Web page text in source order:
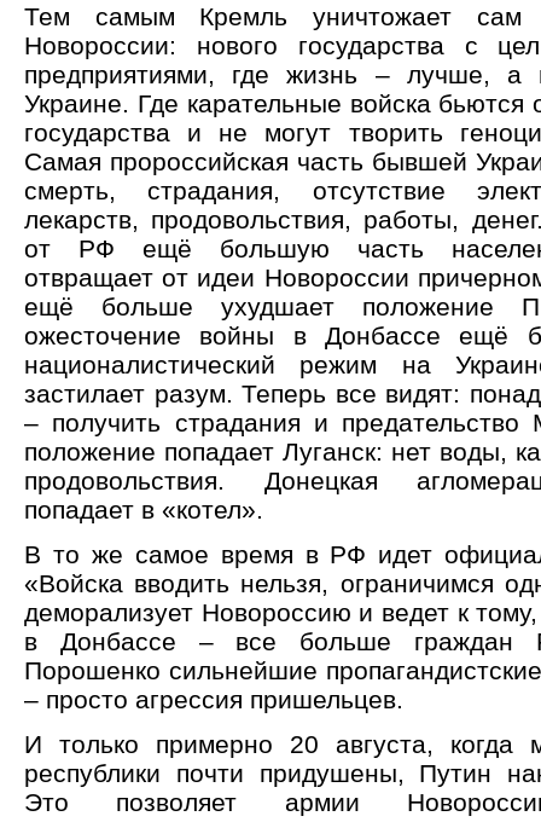
Тем самым Кремль уничтожает сам
Новороссии: нового государства с
предприятиями, где жизнь – лучше,
Украине. Где карательные войска бьются
государства и не могут творить
Самая пророссийская часть бывшей
смерть, страдания, отсутствие
лекарств, продовольствия, работы,
от РФ ещё большую часть
отвращает от идеи Новороссии
ещё больше ухудшает положение
ожесточение войны в Донбассе ещё
националистический режим на
застилает разум. Теперь все видят:
– получить страдания и
положение попадает Луганск: нет воды,
продовольствия. Донецкая
попадает в «котел».
В то же самое время в РФ идет
«Войска вводить нельзя, ограничимся
деморализует Новороссию и ведет к
в Донбассе – все больше
Порошенко сильнейшие
– просто агрессия пришельцев.
И только примерно 20 августа, когда
республики почти придушены, Путин
Это позволяет армии